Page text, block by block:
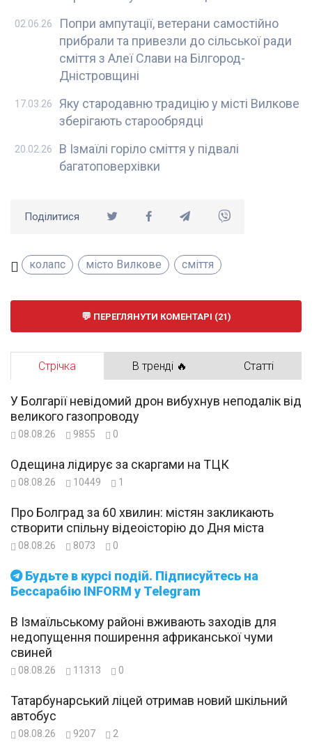
Попри ампутації, ветерани самостійно
прибрали та привезли до сільської ради
сміття з Алеї Слави на Білгород-
Дністровщині
02.06.26
Яку стародавню традицію у місті Вилкове
зберігають старообрядці
17.03.26
В Ізмаїлі горіло сміття у підвалі
багатоповерхівки
20.02.26
Поділитися
колапс місто Вилкове сміття
ПЕРЕГЛЯНУТИ КОМЕНТАРІ (21)
Стрічка В тренді 🔥 Статті
Будьте в курсі подій. Підписуйтесь на
Бессарабію INFORM у Telegram
У Болгарії невідомий дрон вибухнув неподалік від
великого газопроводу
08.08.26 9855 0
Одещина лідирує за скаргами на ТЦК
08.08.26 10449 1
Про Болград за 60 хвилин: містян закликають
створити спільну відеоісторію до Дня міста
08.08.26 8073 0
В Ізмаїльському районі вживають заходів для
недопущення поширення африканської чуми
свиней
08.08.26 11313 0
Татарбунарський ліцей отримав новий шкільний
автобус
08.08.26 9207 2